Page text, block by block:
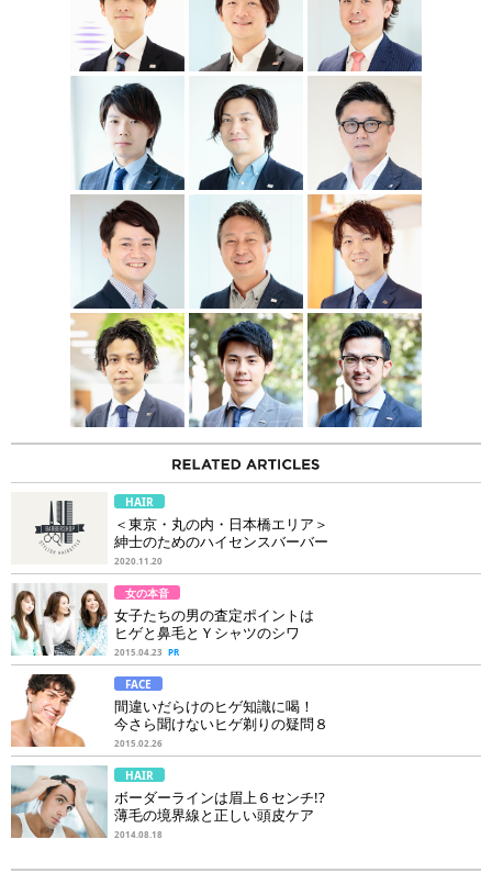
HAIR
＜東京・丸の内・日本橋エリア＞
紳士のためのハイセンスバーバー
2020.11.20
女の本音
女子たちの男の査定ポイントは
ヒゲと鼻毛とＹシャツのシワ
2015.04.23 PR
FACE
間違いだらけのヒゲ知識に喝！
今さら聞けないヒゲ剃りの疑問８
2015.02.26
HAIR
ボーダーラインは眉上６センチ!?
薄毛の境界線と正しい頭皮ケア
2014.08.18